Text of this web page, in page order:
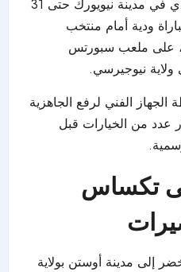
يمتد معسكر المنتخب السعودي في مدينة نيويورك حتى 31
ودية أمام منتخب
يوم السبت 30 مايو، على ملعب سبورتس
ولاية نيوجيرسي.
الفني لرفع الجاهزية
عدد من الخيارات قبل
تكساس
إلى مدينة أوستن بولاية